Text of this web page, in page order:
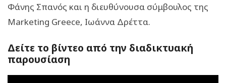
Φάνης Σπανός και η διευθύνουσα σύμβουλος της
Marketing Greece, Ιωάννα Δρέττα.
Δείτε το βίντεο από την διαδικτυακή
παρουσίαση